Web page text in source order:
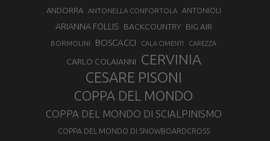
ANDORRA ANTONELLA CONFORTOLA ANTONIOLI
ARIANNA FOLLIS BACKCOUNTRY BIG AIR
BORMOLINI BOSCACCI CALA CIMENTI CAREZZA
CARLO COLAIANNI CERVINIA
CESARE PISONI
COPPA DEL MONDO
COPPA DEL MONDO DI SCIALPINISMO
COPPA DEL MONDO DI SNOWBOARDCROSS